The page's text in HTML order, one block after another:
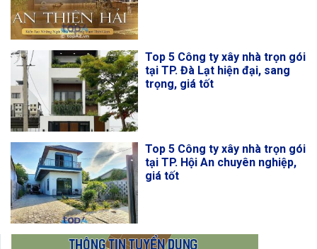
Top 5 Công ty xây nhà trọn gói
tại TP. Đà Lạt hiện đại, sang
trọng, giá tốt
Top 5 Công ty xây nhà trọn gói
tại TP. Hội An chuyên nghiệp,
giá tốt